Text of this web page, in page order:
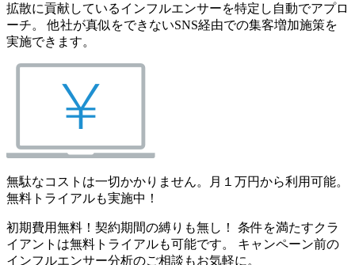
拡散に貢献しているインフルエンサーを特定し自動でアプロ
ーチ。 他社が真似をできないSNS経由での集客増加施策を
実施できます。
無駄なコストは一切かかりません。月１万円から利用可能。
無料トライアルも実施中！
初期費用無料！契約期間の縛りも無し！ 条件を満たすクラ
イアントは無料トライアルも可能です。 キャンペーン前の
インフルエンサー分析のご相談もお気軽に。